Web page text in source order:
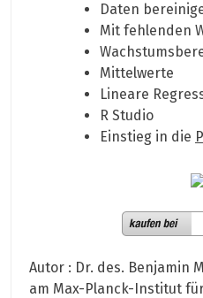
Daten
Mit fehlenden
Mittelwerte
Lineare
R Studio
Einstieg in die
Autor : Dr. des. Benjamin
am Max-Planck-Institut